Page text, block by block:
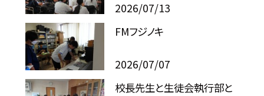
2026/07/13
FMフジノキ
2026/07/07
校長先生と生徒会執行部と